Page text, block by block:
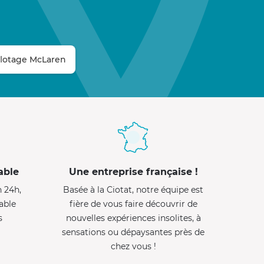
McLaren
24h,
Une entreprise française !
Basée à la Ciotat, notre équipe est
fière de vous faire découvrir de
nouvelles expériences insolites, à
sensations ou dépaysantes près de
chez vous !